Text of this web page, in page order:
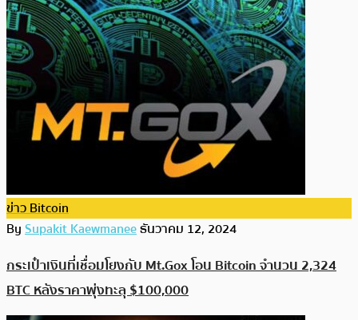
ข่าว Bitcoin
BySupakit Kaewmaneeธันวาคม 12, 2024
กระเป๋าเงินที่เชื่อมโยงกับ Mt.Gox โอน Bitcoin จำนวน 2,324
BTC หลังราคาพุ่งทะลุ $100,000